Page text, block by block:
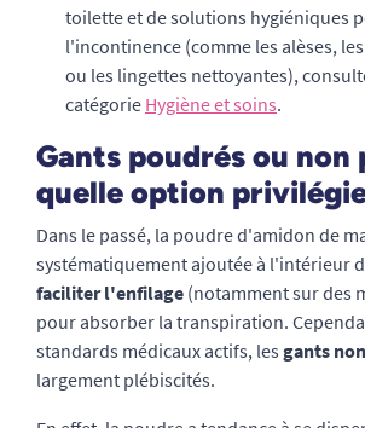
toilette et de solutions hygiéniques
l'incontinence (comme les alèses,
ou les lingettes nettoyantes),
catégorie Hygiène et soins.
Gants poudrés ou non
quelle option
Dans le passé, la poudre d'amidon de
systématiquement ajoutée à l'intérieur
faciliter l'enfilage (notamment sur des
pour absorber la transpiration.
standards médicaux actifs, les gants
largement plébiscités.